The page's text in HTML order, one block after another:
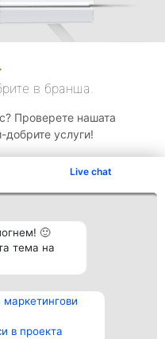
Live chat
🙂
тема на
в проекта
в бранша.
Проверете нашата
услуги!
Контакти